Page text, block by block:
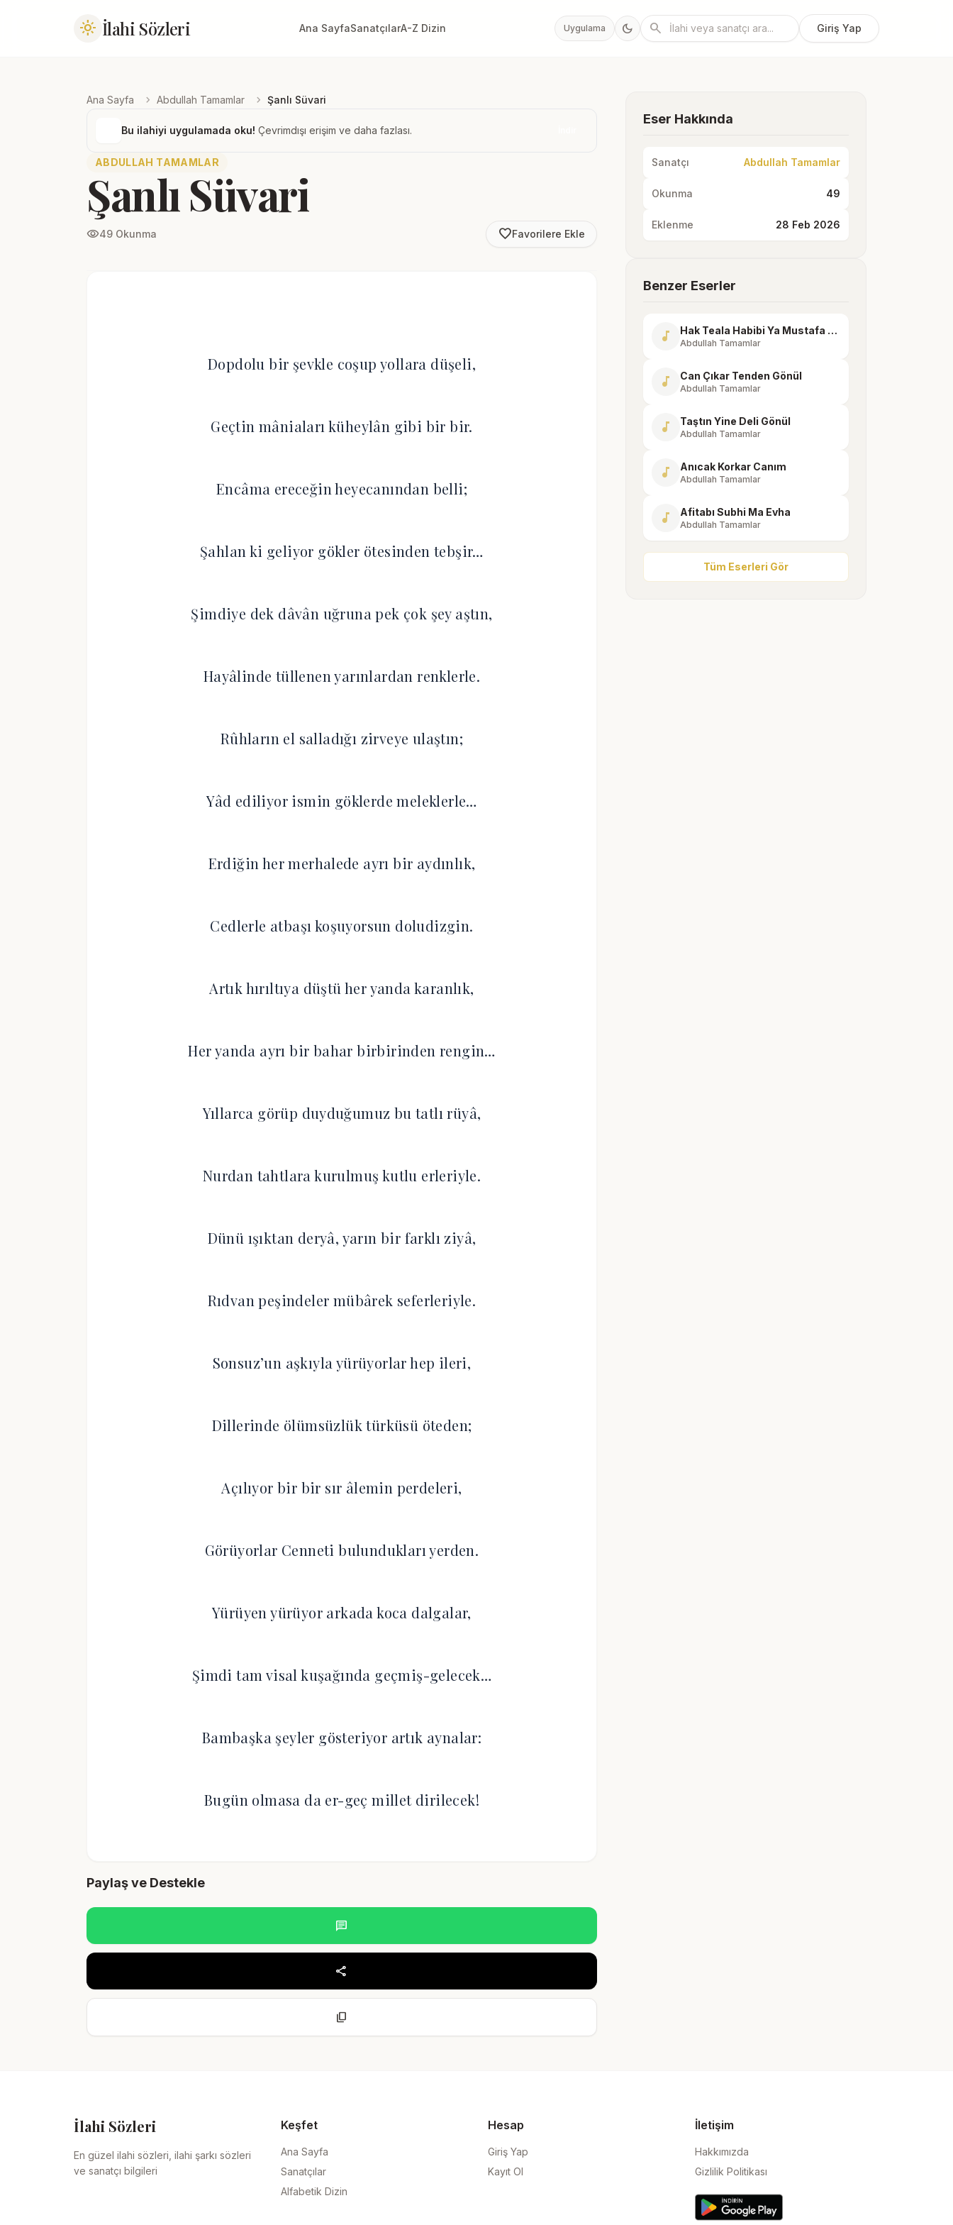
light_mode İlahi Sözleri Ana SayfaSanatçılarA-Z Dizin Uygulama dark_mode search Giriş Yap
Ana Sayfa chevron_right Abdullah Tamamlar chevron_right Şanlı Süvari
Bu ilahiyi uygulamada oku! Çevrimdışı erişim ve daha fazlası.
ABDULLAH TAMAMLAR
Şanlı Süvari
visibility49 Okunma favorite_borderFavorilere Ekle
Dopdolu bir şevkle coşup yollara düşeli,
Geçtin mâniaları küheylân gibi bir bir.
Encâma ereceğin heyecanından belli;
Şahlan ki geliyor gökler ötesinden tebşir…
Şimdiye dek dâvân uğruna pek çok şey aştın,
Hayâlinde tüllenen yarınlardan renklerle.
Rûhların el salladığı zirveye ulaştın;
Yâd ediliyor ismin göklerde meleklerle…
Erdiğin her merhalede ayrı bir aydınlık,
Cedlerle atbaşı koşuyorsun doludizgin.
Artık hırıltıya düştü her yanda karanlık,
Her yanda ayrı bir bahar birbirinden rengin…
Yıllarca görüp duyduğumuz bu tatlı rüyâ,
Nurdan tahtlara kurulmuş kutlu erleriyle.
Dünü ışıktan deryâ, yarın bir farklı ziyâ,
Rıdvan peşindeler mübârek seferleriyle.
Sonsuz’un aşkıyla yürüyorlar hep ileri,
Dillerinde ölümsüzlük türküsü öteden;
Açılıyor bir bir sır âlemin perdeleri,
Görüyorlar Cenneti bulundukları yerden.
Yürüyen yürüyor arkada koca dalgalar,
Şimdi tam visal kuşağında geçmiş-gelecek…
Bambaşka şeyler gösteriyor artık aynalar:
Bugün olmasa da er-geç millet dirilecek!
Paylaş ve Destekle
chat
share
content_copy
Eser Hakkında
Sanatçı Abdullah Tamamlar
Okunma 49
Eklenme 28 Feb 2026
Benzer Eserler
music_note Hak Teala Habibi Ya Mustafa Muhammed
Abdullah Tamamlar
music_note Can Çıkar Tenden Gönül
Abdullah Tamamlar
music_note Taştın Yine Deli Gönül
Abdullah Tamamlar
music_note Anıcak Korkar Canım
Abdullah Tamamlar
music_note Afitabı Subhi Ma Evha
Abdullah Tamamlar
Tüm Eserleri Gör
İlahi Sözleri
En güzel ilahi sözleri, ilahi şarkı sözleri
ve sanatçı bilgileri
Keşfet
Ana Sayfa
Sanatçılar
Alfabetik Dizin
Hesap
Giriş Yap
Kayıt Ol
İletişim
Hakkımızda
Gizlilik Politikası